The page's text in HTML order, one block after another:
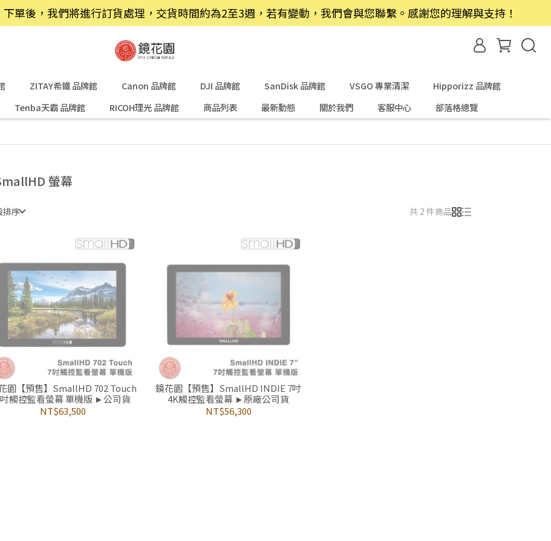
單後，我們將進行訂貨處理，交貨時間約為2至3週，若有變動，我們會與您聯繫。感謝您的理解與支持！
ZITAY希鐵 品牌館 Canon 品牌館 DJI 品牌館 SanDisk 品牌館 VSGO 專業清潔
Hipporizz 品牌館
Tenba天霸 品牌館 RICOH理光 品牌館 商品列表 最新動態 關於我們 客服中心 部落格總覽
螢幕
排序 共 2 件商品
園【預售】SmallHD 702 Touch
觸控監看螢幕 單機版 ►公司貨
NT$63,500
鏡花園【預售】SmallHD INDIE 7吋
4K觸控監看螢幕 ►原廠公司貨
NT$56,300